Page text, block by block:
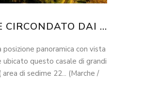
CIRCONDATO DAI ...
posizione panoramica con vista
ubicato questo casale di grandi
area di sedime 22... (Marche /